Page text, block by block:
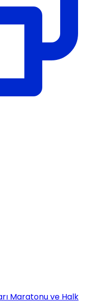
Maratonu ve Halk